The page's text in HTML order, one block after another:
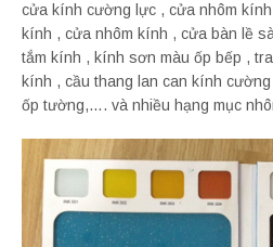
cửa kính cường lực , cửa nhôm
kính , cửa nhôm kính , cửa bàn lề
tắm kính , kính sơn màu ốp bếp ,
kính , cầu thang lan can kính
ốp tường,…. và nhiều hạng mục